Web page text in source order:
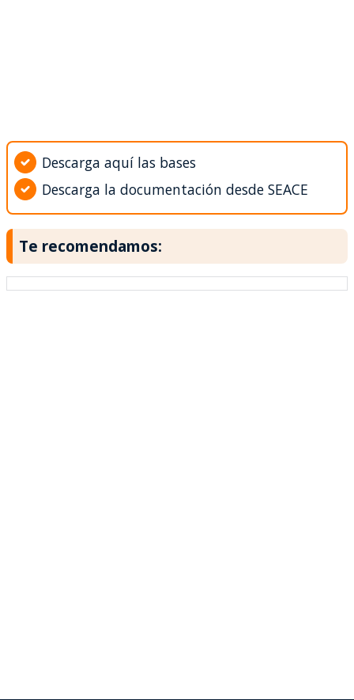
Descarga aquí las bases
Descarga la documentación desde SEACE
Te recomendamos: